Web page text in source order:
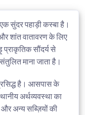
सुंदर पहाड़ी कस्बा है।
शांत वातावरण के लिए
प्राकृतिक सौंदर्य से
माना जाता है।
है। आसपास के
अर्थव्यवस्था का
अन्य सब्ज़ियों की